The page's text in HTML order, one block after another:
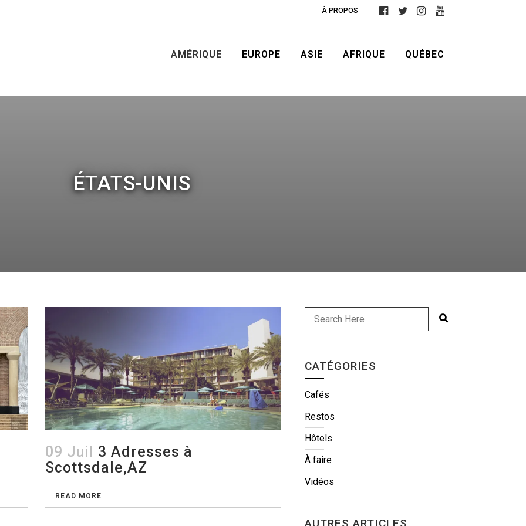
À PROPOS
AMÉRIQUE EUROPE ASIE AFRIQUE QUÉBEC
ÉTATS-UNIS
09 Juil
3 Adresses à
Scottsdale,AZ
READ MORE
CATÉGORIES
Cafés
Restos
Hôtels
À faire
Vidéos